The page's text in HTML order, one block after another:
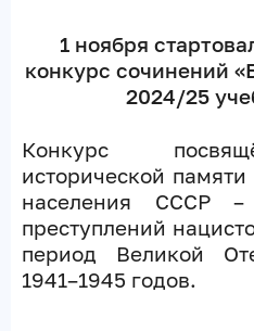
1 ноября
конкурс сочинений
2024/25
Конкурс
исторической
населения СССР –
преступлений
период Великой
1941–1945 годов.